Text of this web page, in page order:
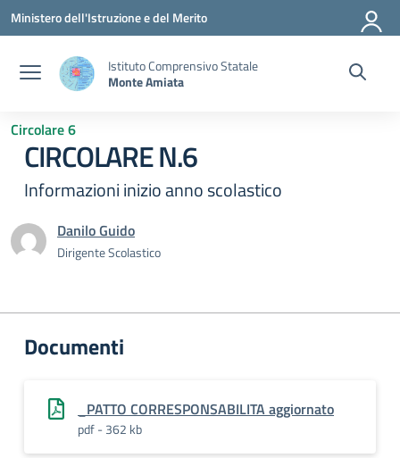
Vai ai contenuti
Vai al menu di navigazione
Vai al footer
Ministero dell'Istruzione e del Merito
Istituto Comprensivo Statale
Monte Amiata
Circolare 6
CIRCOLARE N.6
Informazioni inizio anno scolastico
Danilo Guido
Dirigente Scolastico
Documenti
_PATTO CORRESPONSABILITA aggiornato
pdf - 362 kb